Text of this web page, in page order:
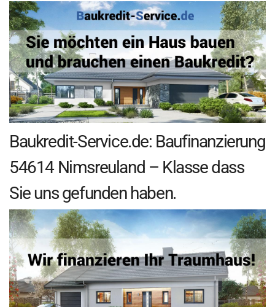
Baukredit-Service.de: Baufinanzierung
54614 Nimsreuland – Klasse dass
Sie uns gefunden haben.